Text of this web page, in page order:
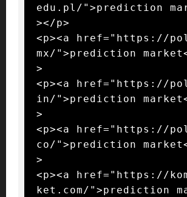
edu.pl/">prediction
></p>
<p><a href="https://
mx/">prediction
>
<p><a href="https://
in/">prediction
>
<p><a href="https://
co/">prediction
>
<p><a href="https://
ket.com/">prediction